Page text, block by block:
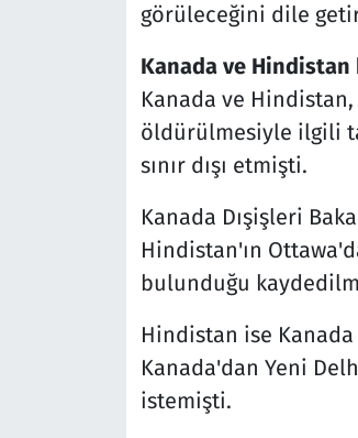
görüleceğini dile
Kanada ve Hindistan
Kanada ve Hindistan,
öldürülmesiyle ilgili
sınır dışı etmişti.
Kanada Dışişleri
Hindistan'ın
bulunduğu
Hindistan ise
Kanada'dan Yeni
istemişti.